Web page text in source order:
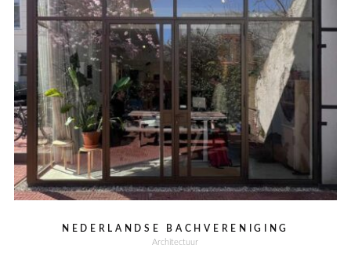
NEDERLANDSE BACHVERENIGING
Architectuur